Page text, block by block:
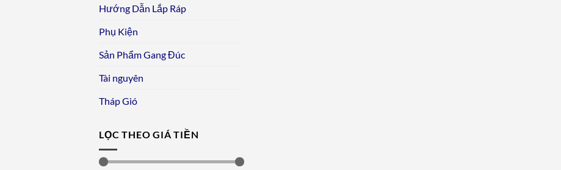
Hướng Dẫn Lắp Ráp
Phụ Kiện
Sản Phẩm Gang Đúc
Tài nguyên
Tháp Gió
LỌC THEO GIÁ TIỀN